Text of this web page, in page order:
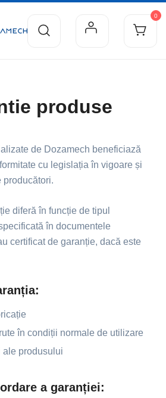
0
produse
de Dozamech beneficiază
cu legislația în vigoare și
producători.
diferă în funcție de tipul
în documentele
certificat de garanție, dacă este
în condiții normale de utilizare
ale produsului
a garanției: